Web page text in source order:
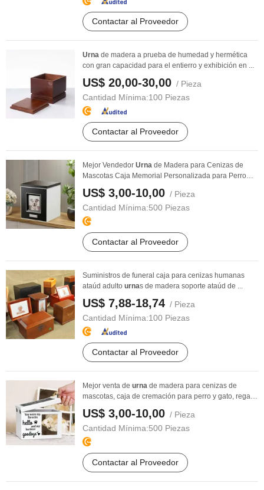
Contactar al Proveedor
Urna de madera a prueba de humedad y hermética
con gran capacidad para el entierro y exhibición en ...
US$ 20,00-30,00 / Pieza
Cantidad Mínima:100 Piezas
Contactar al Proveedor
Mejor Vendedor Urna de Madera para Cenizas de
Mascotas Caja Memorial Personalizada para Perro
Gato ...
US$ 3,00-10,00 / Pieza
Cantidad Mínima:500 Piezas
Contactar al Proveedor
Suministros de funeral caja para cenizas humanas
ataúd adulto urnas de madera soporte ataúd de ...
US$ 7,88-18,74 / Pieza
Cantidad Mínima:100 Piezas
Contactar al Proveedor
Mejor venta de urna de madera para cenizas de
mascotas, caja de cremación para perro y gato, regalo
US$ 3,00-10,00 / Pieza
Cantidad Mínima:500 Piezas
Contactar al Proveedor